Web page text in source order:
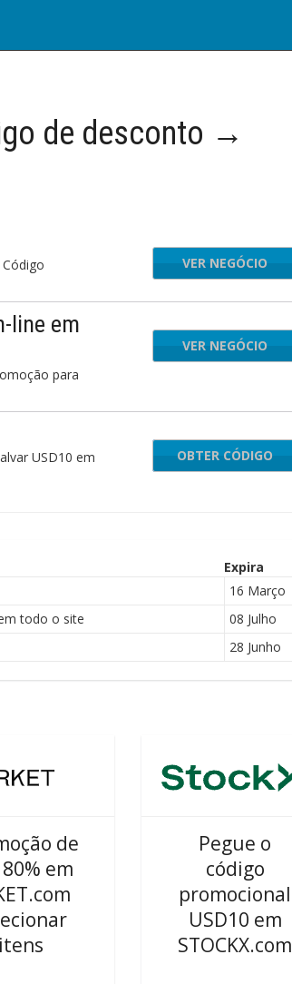
de desconto →
VER NEGÓCIO
line em
para
VER NEGÓCIO
USD10 em
ELMNL03
OBTER CÓDIGO
Expira
16 Março
todo o site
08 Julho
28 Junho
de
em
itens
Pegue o
código
promocional
USD10 em
STOCKX.com